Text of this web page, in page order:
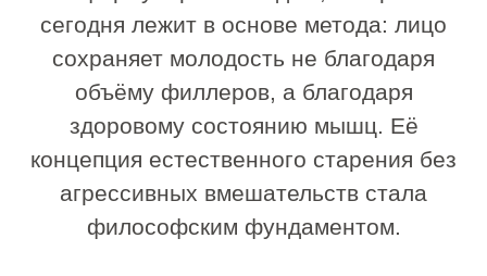
Специалисты по эстетике лица
соединили идеологию и технику. Они
адаптировали глубокую мышечную
работу под эстетические задачи —
лифтинг, коррекцию овала,
скульптурирование. Так родился
буккальным массажем.